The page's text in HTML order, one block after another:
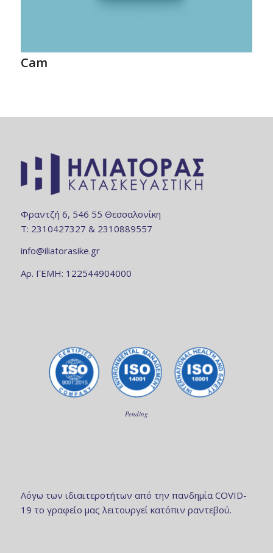
Cam
Φραντζή 6, 546 55 Θεσσαλονίκη
Τ: 2310427327 & 2310889557
info@iliatorasike.gr
Aρ. ΓΕΜΗ: 122544904000
Pending
Λόγω των ιδιαιτεροτήτων από την πανδημία COVID-
19 το γραφείο μας λειτουργεί κατόπιν ραντεβού.